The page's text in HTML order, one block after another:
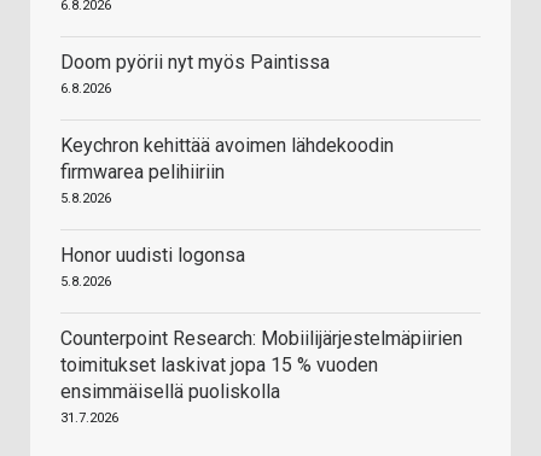
6.8.2026
Doom pyörii nyt myös Paintissa
6.8.2026
Keychron kehittää avoimen lähdekoodin
firmwarea pelihiiriin
5.8.2026
Honor uudisti logonsa
5.8.2026
Counterpoint Research: Mobiilijärjestelmäpiirien
toimitukset laskivat jopa 15 % vuoden
ensimmäisellä puoliskolla
31.7.2026